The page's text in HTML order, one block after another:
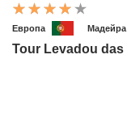
Европа Мадейра
Tour Levadou das